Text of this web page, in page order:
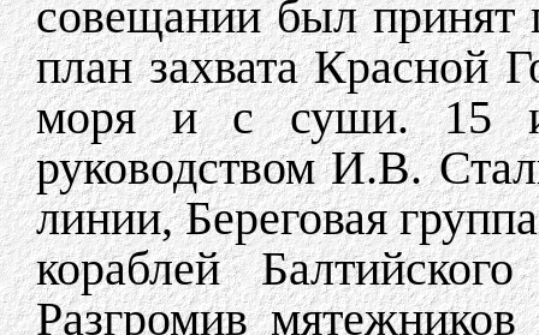
совещании был
план захвата Красной
моря и с суши. 15
руководством И.В.
линии, Береговая
кораблей
Разгромив